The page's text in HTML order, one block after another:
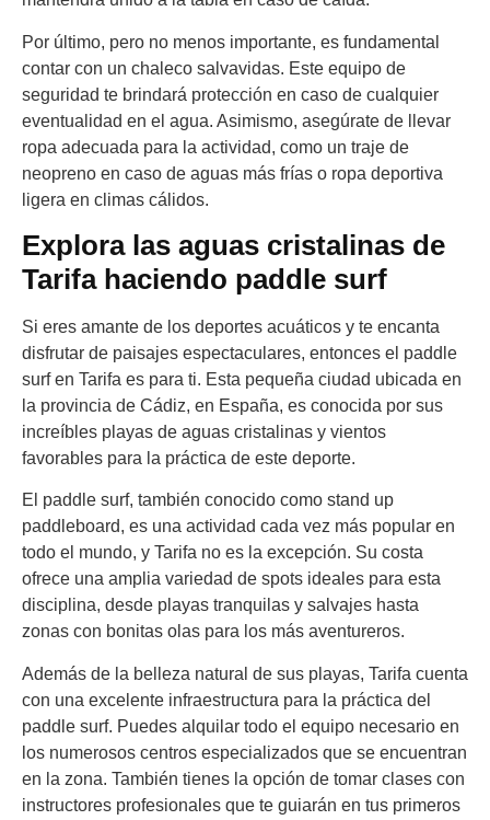
Por último, pero no menos importante, es fundamental
contar con un chaleco salvavidas. Este equipo de
seguridad te brindará protección en caso de cualquier
eventualidad en el agua. Asimismo, asegúrate de llevar
ropa adecuada para la actividad, como un traje de
neopreno en caso de aguas más frías o ropa deportiva
ligera en climas cálidos.
Explora las aguas cristalinas de
Tarifa haciendo paddle surf
Si eres amante de los deportes acuáticos y te encanta
disfrutar de paisajes espectaculares, entonces el paddle
surf en Tarifa es para ti. Esta pequeña ciudad ubicada en
la provincia de Cádiz, en España, es conocida por sus
increíbles playas de aguas cristalinas y vientos
favorables para la práctica de este deporte.
El paddle surf, también conocido como stand up
paddleboard, es una actividad cada vez más popular en
todo el mundo, y Tarifa no es la excepción. Su costa
ofrece una amplia variedad de spots ideales para esta
disciplina, desde playas tranquilas y salvajes hasta
zonas con bonitas olas para los más aventureros.
Además de la belleza natural de sus playas, Tarifa cuenta
con una excelente infraestructura para la práctica del
paddle surf. Puedes alquilar todo el equipo necesario en
los numerosos centros especializados que se encuentran
en la zona. También tienes la opción de tomar clases con
instructores profesionales que te guiarán en tus primeros